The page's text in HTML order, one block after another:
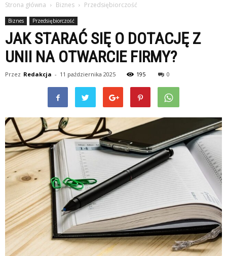
Strona główna Biznes Przedsiębiorczość
Biznes Przedsiębiorczość
JAK STARAĆ SIĘ O DOTACJĘ Z
UNII NA OTWARCIE FIRMY?
Przez Redakcja - 11 października 2025 195 0